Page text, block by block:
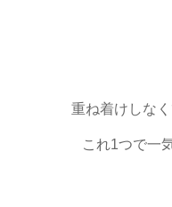
重ね着けしな
これ1つで一